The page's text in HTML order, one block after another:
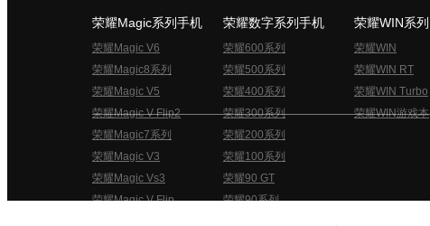
荣耀Magic系列手机
荣耀Magic V6
荣耀Magic8系列
荣耀Magic V5
荣耀Magic V Flip2
荣耀Magic7系列
荣耀Magic V3
荣耀Magic Vs3
荣耀Magic V Flip
荣耀数字系列手机
荣耀600系列
荣耀500系列
荣耀400系列
荣耀300系列
荣耀200系列
荣耀100系列
荣耀90 GT
荣耀90系列
荣耀WIN系列
荣耀WIN
荣耀WIN RT
荣耀WIN Turbo
荣耀WIN游戏本